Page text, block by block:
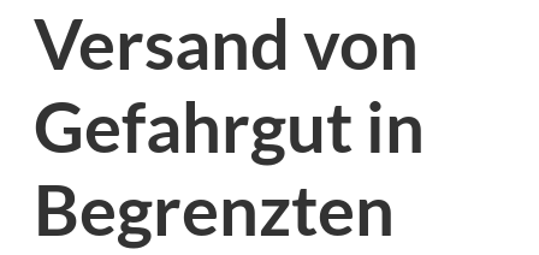
Versand von
Gefahrgut in
Begrenzten